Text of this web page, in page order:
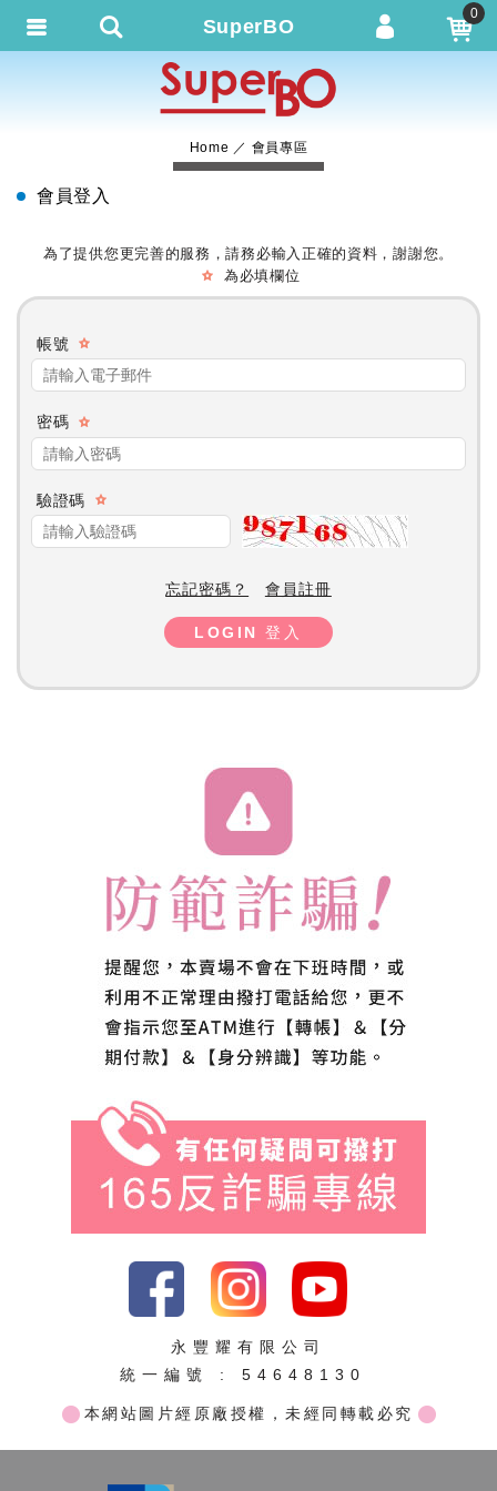
Home 會員專區
會員登入
為了提供您更完善的服務，請務必輸入正確的資料，謝謝您。
為必填欄位
帳號
密碼
驗證碼
忘記密碼？ 會員註冊
LOGIN 登入
永豐耀有限公司
統一編號 : 54648130
SuperBO
0
會員登入
會員註冊
忘記密碼
繁體中文